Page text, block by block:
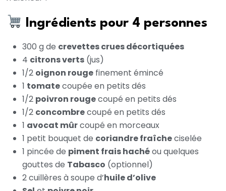
Ingrédients pour 4 personnes
300 g de crevettes crues décortiquées
4 citrons verts (jus)
1/2 oignon rouge finement émincé
1 tomatecoupée en petits dés
1/2 poivron rougecoupé en petits dés
1/2 concombrecoupé en petits dés
1 avocat mûrcoupé en morceaux
1 petit bouquet de coriandre fraîcheciselée
1 pincée de piment frais hachéou quelques
gouttes de Tabasco (optionnel)
2 cuillères à soupe d’huile d’olive